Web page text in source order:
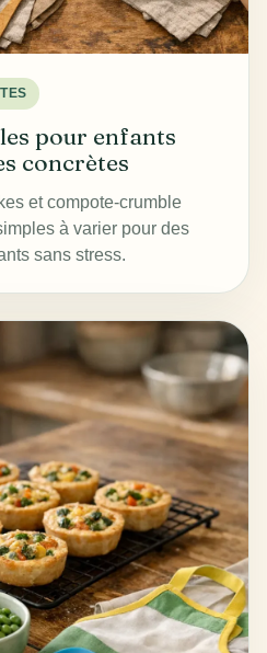
pour enfants
concrètes
et compote-crumble
à varier pour des
sans stress.